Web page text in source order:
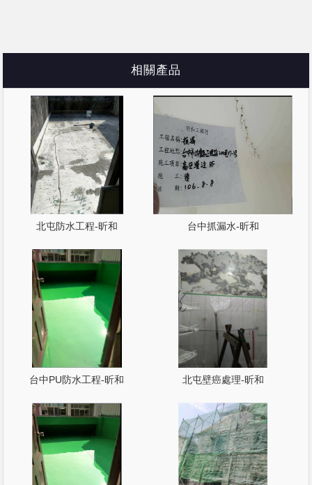
相關產品
北屯防水工程-昕和 台中抓漏水-昕和
台中PU防水工程-昕和 北屯壁癌處理-昕和